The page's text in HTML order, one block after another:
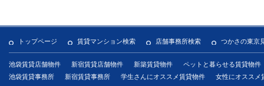
トップページ 賃貸マンション検索 店舗事務所検索 つかさの東京
池袋賃貸店舗物件 新宿賃貸店舗物件 新築賃貸物件
ペットと暮らせる賃貸物件
池袋賃貸事務所
新宿賃貸事務所 学生さんにオススメ賃貸物件 女性にオススメ